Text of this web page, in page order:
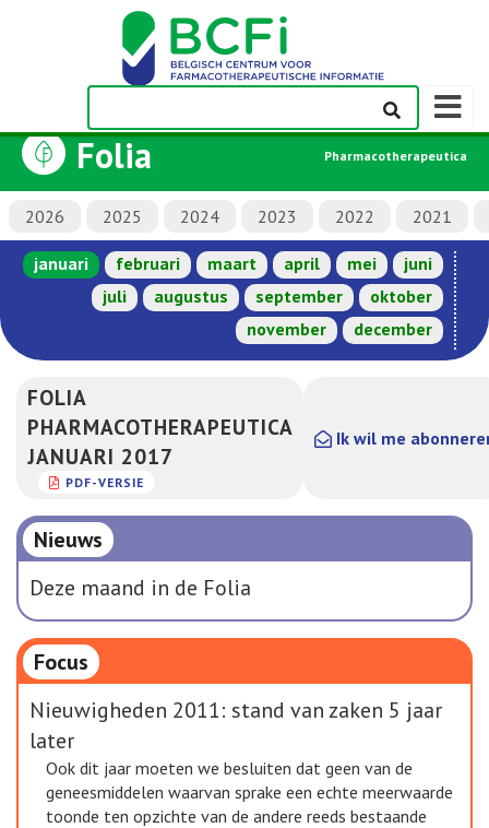
Folia Pharmacotherapeutica
2026 2025 2024 2023 2022 2021
januari februari maart april mei
juni
juli
augustus september
oktober
november
december
FOLIA
PHARMACOTHERAPEUTICA
JANUARI 2017
PDF-VERSIE
Ik wil me
Nieuws
Deze maand in de Folia
Focus
Nieuwigheden 2011: stand van zaken 5 jaar
later
Ook dit jaar moeten we besluiten dat geen van de
geneesmiddelen waarvan sprake een echte meerwaarde
toonde ten opzichte van de andere reeds bestaande